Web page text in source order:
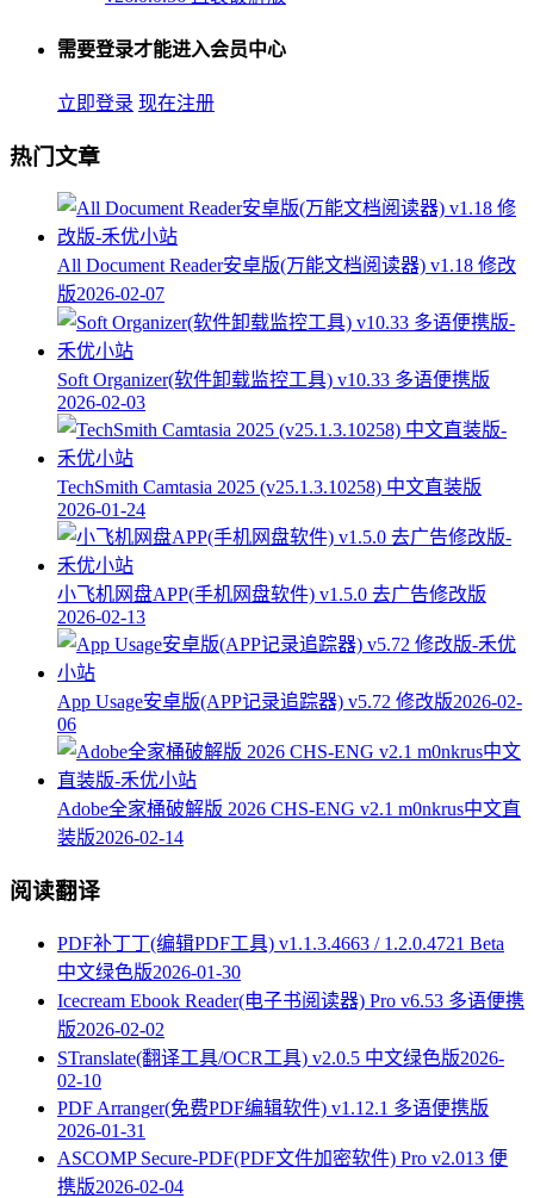
需要登录才能进入会员中心
立即登录 现在注册
热门文章
All Document Reader安卓版(万能文档阅读器) v1.18 修改
版2026-02-07
Soft Organizer(软件卸载监控工具) v10.33 多语便携版
2026-02-03
TechSmith Camtasia 2025 (v25.1.3.10258) 中文直装版
2026-01-24
小飞机网盘APP(手机网盘软件) v1.5.0 去广告修改版
2026-02-13
App Usage安卓版(APP记录追踪器) v5.72 修改版2026-02-
06
Adobe全家桶破解版 2026 CHS-ENG v2.1 m0nkrus中文直
装版2026-02-14
阅读翻译
PDF补丁丁(编辑PDF工具) v1.1.3.4663 / 1.2.0.4721 Beta
中文绿色版2026-01-30
Icecream Ebook Reader(电子书阅读器) Pro v6.53 多语便携
版2026-02-02
STranslate(翻译工具/OCR工具) v2.0.5 中文绿色版2026-
02-10
PDF Arranger(免费PDF编辑软件) v1.12.1 多语便携版
2026-01-31
ASCOMP Secure-PDF(PDF文件加密软件) Pro v2.013 便
携版2026-02-04